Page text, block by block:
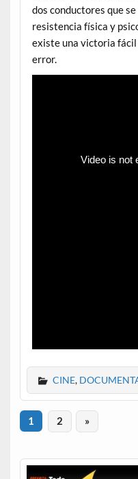
dos conductores que
resistencia física y
existe una victoria fácil
error.
CINE,
1 2 »